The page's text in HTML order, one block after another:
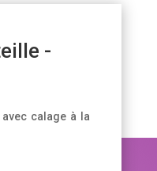
-
calage à la